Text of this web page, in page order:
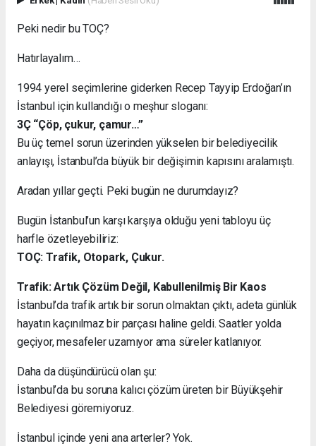
Peki nedir bu TOÇ?
Hatırlayalım…
1994 yerel seçimlerine giderken Recep Tayyip Erdoğan’ın
İstanbul için kullandığı o meşhur sloganı:
3Ç “Çöp, çukur, çamur…”
Bu üç temel sorun üzerinden yükselen bir belediyecilik
anlayışı, İstanbul’da büyük bir değişimin kapısını aralamıştı.
Aradan yıllar geçti. Peki bugün ne durumdayız?
Bugün İstanbul’un karşı karşıya olduğu yeni tabloyu üç
harfle özetleyebiliriz:
TOÇ: Trafik, Otopark, Çukur.
Trafik: Artık Çözüm Değil, Kabullenilmiş Bir Kaos
İstanbul’da trafik artık bir sorun olmaktan çıktı, adeta günlük
hayatın kaçınılmaz bir parçası haline geldi. Saatler yolda
geçiyor, mesafeler uzamıyor ama süreler katlanıyor.
Daha da düşündürücü olan şu:
İstanbul’da bu soruna kalıcı çözüm üreten bir Büyükşehir
Belediyesi göremiyoruz.
İstanbul içinde yeni ana arterler? Yok.